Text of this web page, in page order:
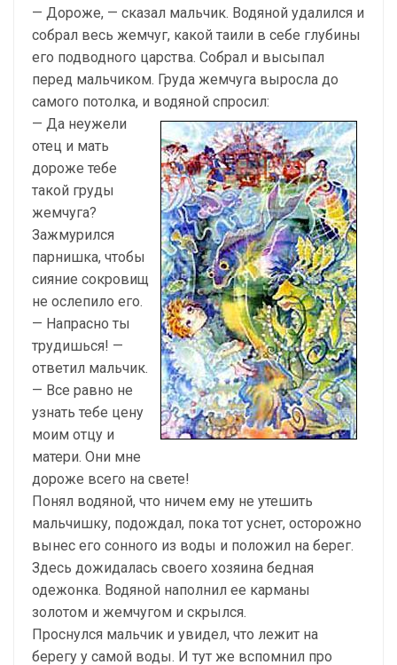
— Дороже, — сказал мальчик. Водяной удалился и
собрал весь жемчуг, какой таили в себе глубины
его подводного царства. Собрал и высыпал
перед мальчиком. Груда жемчуга выросла до
самого потолка, и водяной спросил:
— Да неужели
отец и мать
дороже тебе
такой груды
жемчуга?
Зажмурился
парнишка, чтобы
сияние сокровищ
не ослепило его.
— Напрасно ты
трудишься! —
ответил мальчик.
— Все равно не
узнать тебе цену
моим отцу и
матери. Они мне
дороже всего на свете!
Понял водяной, что ничем ему не утешить
мальчишку, подождал, пока тот уснет, осторожно
вынес его сонного из воды и положил на берег.
Здесь дожидалась своего хозяина бедная
одежонка. Водяной наполнил ее карманы
золотом и жемчугом и скрылся.
Проснулся мальчик и увидел, что лежит на
берегу у самой воды. И тут же вспомнил про